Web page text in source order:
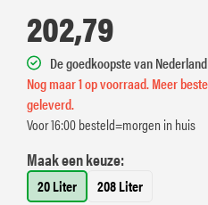
202,79
De goedkoopste van Nederland
Nog maar 1 op voorraad. Meer
geleverd.
Voor 16:00 besteld=morgen in huis
Maak een keuze:
20 Liter 208 Liter